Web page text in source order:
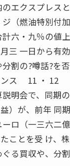
エクスプレス
（燃油特別付
六・九％の値上
三 一日から有効
分割の?噂話?を
ンス 11 ・ 12
明会で、同期
）が、前年 同
ロ（一三六二億
ことを受 け、
る買収や、分